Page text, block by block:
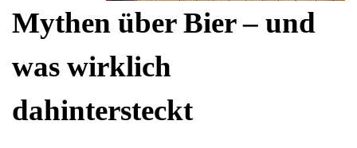
Mythen über Bier – und
was wirklich
dahintersteckt